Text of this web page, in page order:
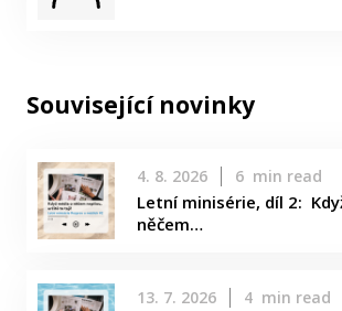
Související novinky
4. 8. 2026 6 min read
Letní minisérie, díl 2:
něčem…
13. 7. 2026 4 min read